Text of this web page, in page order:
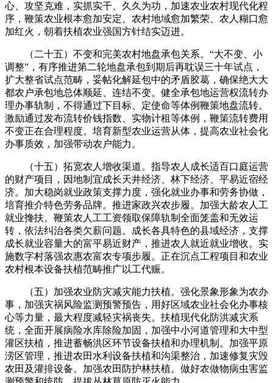
心、攻坚克难，实抓实干、久久为功，加速农业农村现代化程
序，鞭策农业根本愈加安定、农村地域愈加繁荣、农人糊口愈
加红火，朝着扶植农业强国方针结实迈进。
（二十五）不变和完美农村地盘承包关系。“大不变、小
调整”，有序推进第二轮地盘承包到期后再耽误三十年试点，
扩大整省试点范畴，妥帖化解延包中的矛盾胶葛，确保绝大大
都农户承包地总体顺延、连结不变。健全承包地运营权流转办
理办事轨制，不得通过下目标、定使命等体例鞭策地盘流转。
激励通过发布流转价钱指数、实物计租等体例，鞭策流转费用
不变正在合理程度。培育新型农业运营从体，提高农业社会化
办事质效，加强带动农户能力。
（十五）拓宽农人增收渠道。指导农人成长适百口庭运营
的财产项目，因地制宜成长天井经济、林下经济、平易近宿经
济。加大稳岗就业政策支撑力度，强化就业办事和劳务协做，
培育推介特色劳务品牌。推进家政兴农步履。加强大龄农人工
就业搀扶。鞭策农人工工资领取保障轨制全面笼盖和无效运
转，依法纠治各类欠薪问题。成长各具特色的县域经济，支撑
成长就业容量大的富平易近财产，推进农人就近就业增收。实
施数字村落强农惠农富农专项步履。正在沉点工程项目和农业
农村根本设备扶植范畴推广以工代赈。
（五）加强农业防灾减灾能力扶植。强化景象形象为农办
事，加强灾祸风险监测预警预告，用好区域农业社会化办事核
心等力量，最大程度减轻灾祸丧失。扶植现代化防洪减灾系
统，全面开展病险水库除险加固，加强中小河道管理和大中型
灌区扶植，推进蓄畅洪区环节设备扶植和办理机制。加强平原
涝区管理，推进农田水利设备扶植和沟渠整治，加速修复灾毁
农田及灌排设备。加强农田防护林扶植。做好农做物病虫害监